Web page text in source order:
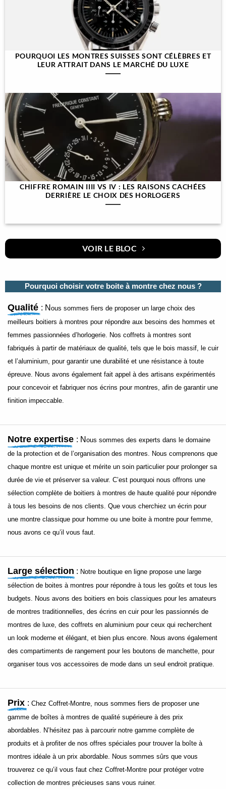
POURQUOI LES MONTRES SUISSES SONT CÉLÈBRES ET
LEUR ATTRAIT DANS LE MARCHÉ DU LUXE
CHIFFRE ROMAIN IIII VS IV : LES RAISONS CACHÉES
DERRIÈRE LE CHOIX DES HORLOGERS
VOIR LE BLOC
Pourquoi choisir votre boite à montre chez nous ?
Qualité : N ous sommes fiers de proposer un large choix des
meilleurs boitiers à montres pour répondre aux besoins des hommes et
femmes passionnées d’horlogerie. Nos coffrets à montres sont
fabriqués à partir de matériaux de qualité, tels que le bois massif, le cuir
et l’aluminium, pour garantir une durabilité et une résistance à toute
épreuve. Nous avons également fait appel à des artisans expérimentés
pour concevoir et fabriquer nos écrins pour montres, afin de garantir une
finition impeccable.
Notre expertise : N ous sommes des experts dans le domaine
de la protection et de l’organisation des montres. Nous comprenons que
chaque montre est unique et mérite un soin particulier pour prolonger sa
durée de vie et préserver sa valeur. C’est pourquoi nous offrons une
sélection complète de boitiers à montres de haute qualité pour répondre
à tous les besoins de nos clients. Que vous cherchiez un écrin pour
une montre classique pour homme ou une boite à montre pour femme,
nous avons ce qu’il vous faut.
Large sélection : Notre boutique en ligne propose une large
sélection de boites à montres pour répondre à tous les goûts et tous les
budgets. Nous avons des boitiers en bois classiques pour les amateurs
de montres traditionnelles, des écrins en cuir pour les passionnés de
montres de luxe, des coffrets en aluminium pour ceux qui recherchent
un look moderne et élégant, et bien plus encore. Nous avons également
des compartiments de rangement pour les boutons de manchette, pour
organiser tous vos accessoires de mode dans un seul endroit pratique.
Prix : Chez Coffret-Montre, nous sommes fiers de proposer une
gamme de boîtes à montres de qualité supérieure à des prix
abordables. N’hésitez pas à parcourir notre gamme complète de
produits et à profiter de nos offres spéciales pour trouver la boîte à
montres idéale à un prix abordable. Nous sommes sûrs que vous
trouverez ce qu’il vous faut chez Coffret-Montre pour protéger votre
collection de montres précieuses sans vous ruiner.